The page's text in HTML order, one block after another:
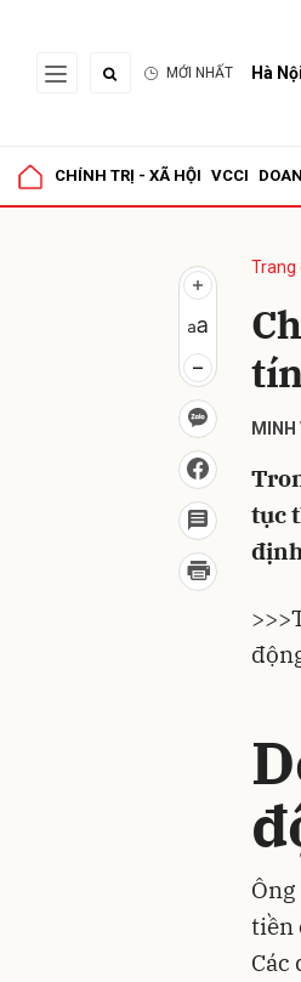
MỚI NHẤT Hà Nội
CHÍNH TRỊ - XÃ HỘI VCCI
Trang
MINH
tục
>>>
tiền
Các